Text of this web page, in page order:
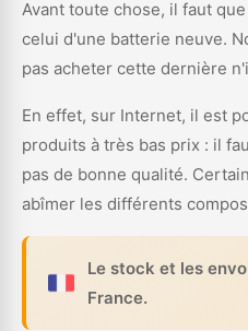
Avant toute chose, il faut
celui d'une batterie neuve.
pas acheter cette dernière
En effet, sur Internet, il est
produits à très bas prix : il
pas de bonne qualité.
abîmer les différents
Le stock et les
France.